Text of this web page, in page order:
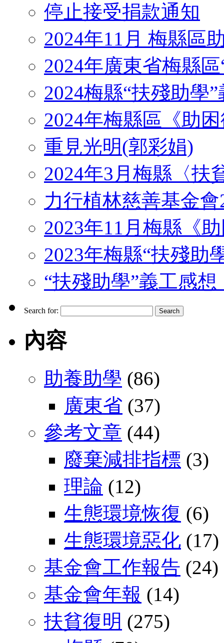
停止接受捐款通知
2024年11月 梅縣區
2024年廣東省梅縣
2024梅縣“扶殘助學
2024年梅縣區《助
重見光明(郭彩娟)
2024年3月梅縣〈扶
力行植林慈善基金
2023年11月梅縣《
2023年梅縣“扶殘助
“扶殘助學”義工感想
Search for:
內容
助養助學 (86)
廣東省 (37)
參考文章 (44)
廢棄減排指標 (3)
理論 (12)
生態環境恢復 (6)
生態環境惡化 (17)
基金會工作報告 (24)
基金會年報 (14)
扶貧復明 (275)